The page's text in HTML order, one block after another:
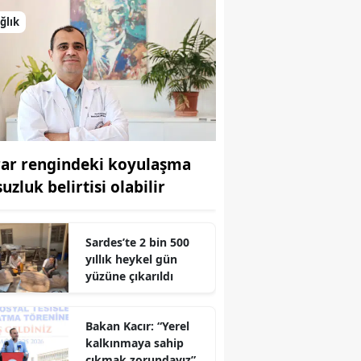
rengindeki koyulaşma
belirtisi olabilir
Sardes’te 2 bin 500
yıllık heykel gün
yüzüne çıkarıldı
Bakan Kacır: “Yerel
kalkınmaya sahip